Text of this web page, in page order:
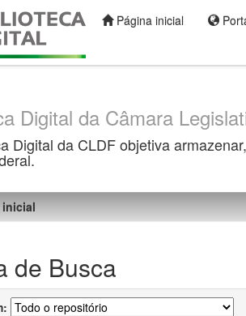
Página inicial
Digital da Câmara
Digital da CLDF objetiva
de Busca